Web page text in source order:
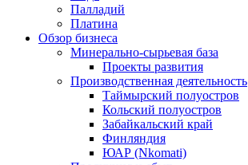
Палладий
Платина
Обзор бизнеса
Минерально-сырьевая база
Проекты развития
Производственная деятельность
Таймырский полуостров
Кольский полуостров
Забайкальский край
Финляндия
ЮАР (Nkomati)